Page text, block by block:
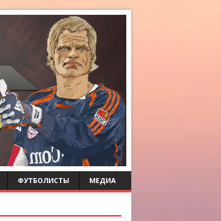
ФУТБОЛИСТЫ МЕДИА